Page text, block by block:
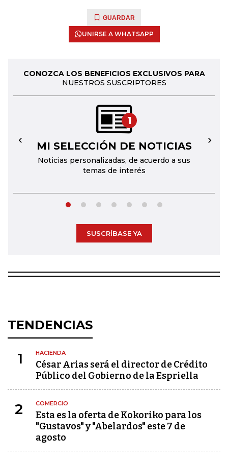
GUARDAR
UNIRSE A WHATSAPP
CONOZCA LOS BENEFICIOS EXCLUSIVOS PARA
NUESTROS SUSCRIPTORES
1
MI SELECCIÓN DE NOTICIAS
Noticias personalizadas, de acuerdo a sus
temas de interés
← →
SUSCRÍBASE YA
TENDENCIAS
1 HACIENDA
César Arias será el director de Crédito
Público del Gobierno de la Espriella
2 COMERCIO
Esta es la oferta de Kokoriko para los
"Gustavos" y "Abelardos" este 7 de
agosto